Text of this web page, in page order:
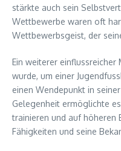
stärkte auch sein
Wettbewerbe waren oft
Wettbewerbsgeist, der
Ein weiterer
wurde, um einer
einen Wendepunkt in
Gelegenheit ermöglichte
trainieren und auf höheren
Fähigkeiten und seine